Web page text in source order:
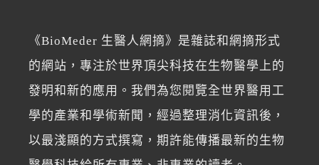
《BioMeder 生醫人網摘》是雜誌和網摘形式
的網站，專注於世界頂尖科技在生物醫學上的
發明和新的應用。我們為您閱覽全世界醫用工
學的產業和學術新聞，經過整理消化資訊後，
以最淺顯的方式撰寫，期許能傳播最新的生物